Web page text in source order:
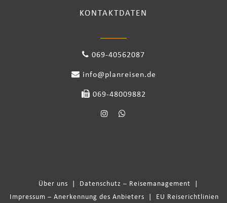
KONTAKTDATEN
069-40562087
info@planreisen.de
069-48009882
Über uns Datenschutz – Reisemanagement
Impressum – Anerkennung des Anbieters
EU Reiserichtlinien